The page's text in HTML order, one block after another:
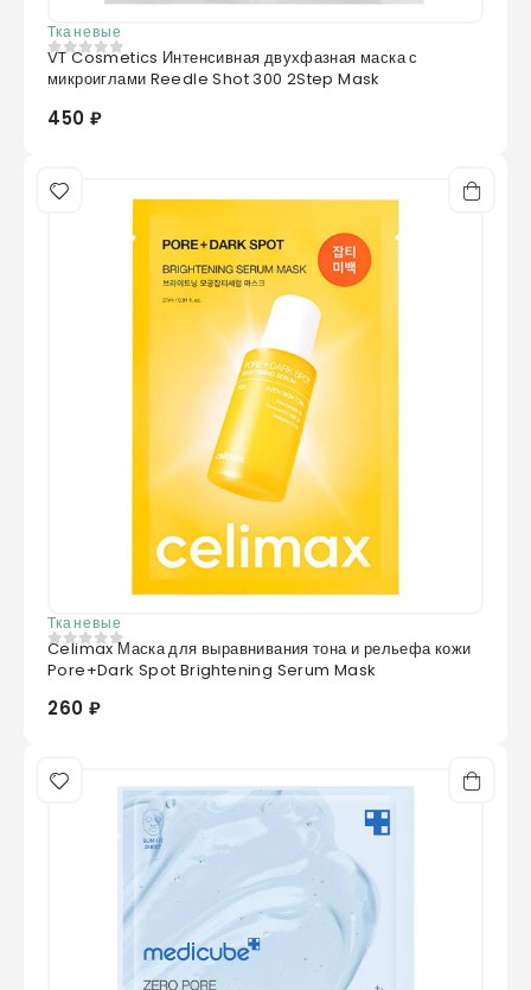
Тканевые
0 из 5
VT Cosmetics Интенсивная двухфазная маска с
микроиглами Reedle Shot 300 2Step Mask
450 ₽
Тканевые
0из 5
Celimax Маска для выравнивания тона и рельефа кожи
Pore+Dark Spot Brightening Serum Mask
260 ₽